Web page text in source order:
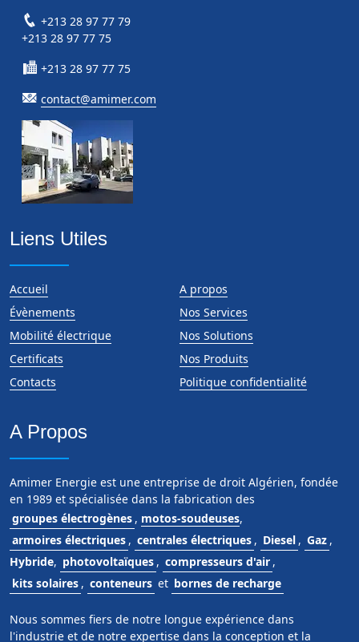
+213 28 97 77 79
+213 28 97 77 75
+213 28 97 77 75
contact@amimer.com
Liens Utiles
Accueil
A propos
Évènements
Nos Services
Mobilité électrique
Nos Solutions
Certificats
Nos Produits
Contacts
Politique confidentialité
A Propos
Amimer Energie est une entreprise de droit Algérien, fondée
en 1989 et spécialisée dans la fabrication des
groupes électrogènes , motos-soudeuses,
armoires électriques , centrales électriques , Diesel , Gaz ,
Hybride, photovoltaïques , compresseurs d'air ,
kits solaires , conteneurs et bornes de recharge
Nous sommes fiers de notre longue expérience dans
l'industrie et de notre expertise dans la conception et la